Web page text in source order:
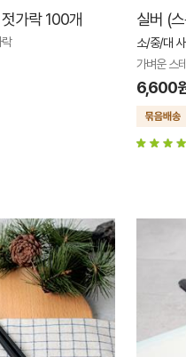
가락 100개 실버 (
소/중/대
가벼운 스
6,600